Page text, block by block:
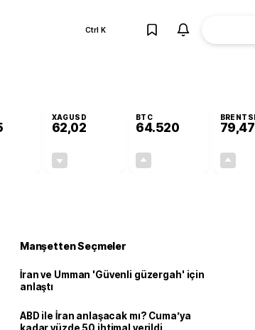
Ctrl K
XAGUSD
62,02
BTC
64.520 79,47
Manşetten Seçmeler
İran ve Umman 'Güvenli güzergah' için
anlaştı
ABD ile İran anlaşacak mı? Cuma’ya